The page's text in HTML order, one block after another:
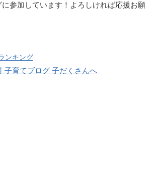
参加しています！よろしければ応援お願
ンキング